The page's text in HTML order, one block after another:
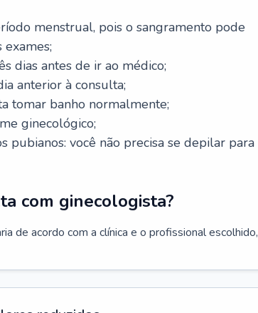
menstrual, pois o sangramento pode
dias antes de ir ao médico;
anterior à consulta;
tomar banho normalmente;
ginecológico;
pubianos: você não precisa se depilar para
com ginecologista?
de acordo com a clínica e o profissional escolhido,